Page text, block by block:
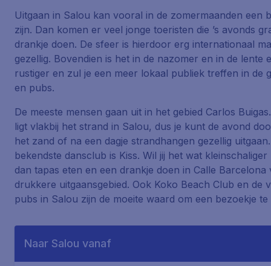
Uitgaan in Salou kan vooral in de zomermaanden een
zijn. Dan komen er veel jonge toeristen die ’s avonds
drankje doen. De sfeer is hierdoor erg internationaal
gezellig. Bovendien is het in de nazomer en in de lente
rustiger en zul je een meer lokaal publiek treffen in de
en pubs.
De meeste mensen gaan uit in het gebied Carlos Buigas
ligt vlakbij het strand in Salou, dus je kunt de avond
het zand of na een dagje strandhangen gezellig
bekendste dansclub is Kiss. Wil jij het wat kleinschaliger
dan tapas eten en een drankje doen in Calle Barcelona
drukkere uitgaansgebied. Ook Koko Beach Club en de
pubs in Salou zijn de moeite waard om een bezoekje
Naar Salou vanaf